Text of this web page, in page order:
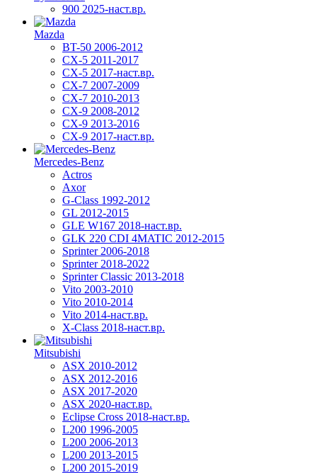
900 2025-наст.вр.
Mazda
BT-50 2006-2012
CX-5 2011-2017
CX-5 2017-наст.вр.
CX-7 2007-2009
CX-7 2010-2013
CX-9 2008-2012
CX-9 2013-2016
CX-9 2017-наст.вр.
Mercedes-Benz
Actros
Axor
G-Class 1992-2012
GL 2012-2015
GLE W167 2018-наст.вр.
GLK 220 CDI 4MATIC 2012-2015
Sprinter 2006-2018
Sprinter 2018-2022
Sprinter Classic 2013-2018
Vito 2003-2010
Vito 2010-2014
Vito 2014-наст.вр.
X-Class 2018-наст.вр.
Mitsubishi
ASX 2010-2012
ASX 2012-2016
ASX 2017-2020
ASX 2020-наст.вр.
Eclipse Cross 2018-наст.вр.
L200 1996-2005
L200 2006-2013
L200 2013-2015
L200 2015-2019